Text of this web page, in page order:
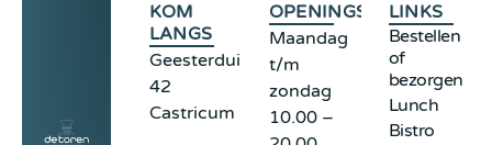
KOM
LANGS
Geesterduinweg
42
Castricum
OPENINGSTIJDEN
Maandag
t/m
zondag
10.00 –
LINKS
Bestellen
of
bezorgen
Lunch
Bistro